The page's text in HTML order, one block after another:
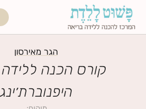
היפנוברת׳ינג
הגר מאירסון
קורס הכנה
היפנוברת׳ינג